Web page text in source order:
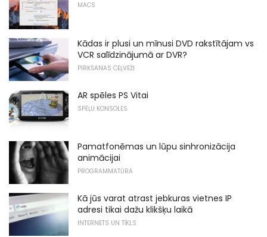
MACS
Kādas ir plusi un mīnusi DVD rakstītājam vs
VCR salīdzinājumā ar DVR?
PIRKŠANAS CEĻVEŽI
AR spēles PS Vitai
SPĒĻU KONSOLES
Pamatfonēmas un lūpu sinhronizācija
animācijai
PROGRAMMATŪRA
Kā jūs varat atrast jebkuras vietnes IP
adresi tikai dažu klikšķu laikā
INTERNETS UN TĪKLS